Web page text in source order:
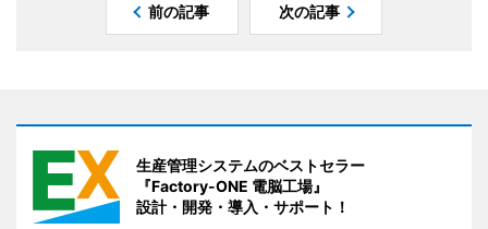
前の記事 次の記事
生産管理システムのベストセラー
『Factory-ONE 電脳工場』
設計・開発・導入・サポート！